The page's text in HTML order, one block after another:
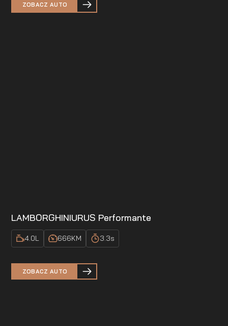
ZOBACZ AUTO
LAMBORGHINIURUS Performante
4.0L 666KM 3.3s
ZOBACZ AUTO